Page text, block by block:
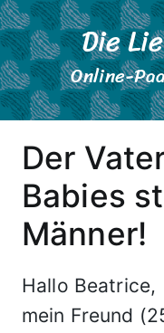
Zum
Inhalt
springen
Die
Online-
Der
Babies
Männer!
Hallo Beatrice,
mein Freund